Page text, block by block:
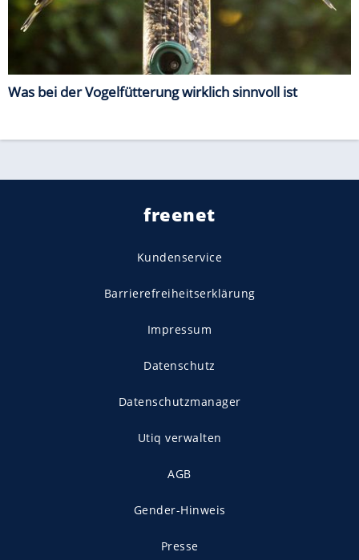
Was bei der Vogelfütterung wirklich sinnvoll ist
freenet
Kundenservice
Barrierefreiheitserklärung
Impressum
Datenschutz
Datenschutzmanager
Utiq verwalten
AGB
Gender-Hinweis
Presse